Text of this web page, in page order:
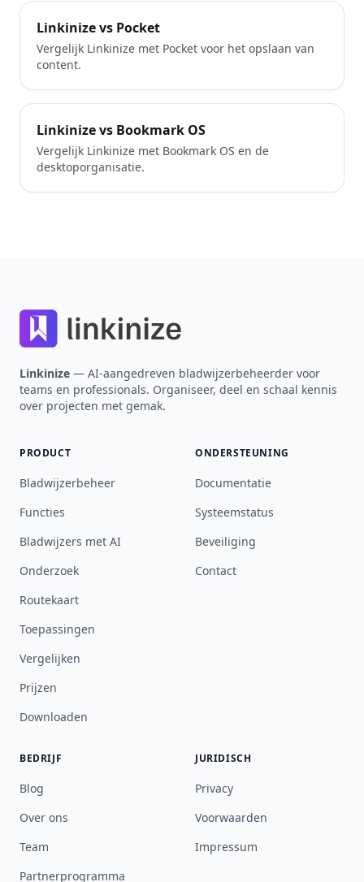
Linkinize vs Pocket
Vergelijk Linkinize met Pocket voor het opslaan van
content.
Linkinize vs Bookmark OS
Vergelijk Linkinize met Bookmark OS en de
desktoporganisatie.
Linkinize — AI-aangedreven bladwijzerbeheerder voor
teams en professionals. Organiseer, deel en schaal kennis
over projecten met gemak.
PRODUCT
Bladwijzerbeheer
Functies
Bladwijzers met AI
Onderzoek
Routekaart
Toepassingen
Vergelijken
Prijzen
Downloaden
ONDERSTEUNING
Documentatie
Systeemstatus
Beveiliging
Contact
BEDRIJF
Blog
Over ons
Team
Partnerprogramma
JURIDISCH
Privacy
Voorwaarden
Impressum